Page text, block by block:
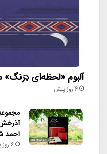
آلبوم «لحظه‌ای
6 روز پیش
احمد
6 روز پیش